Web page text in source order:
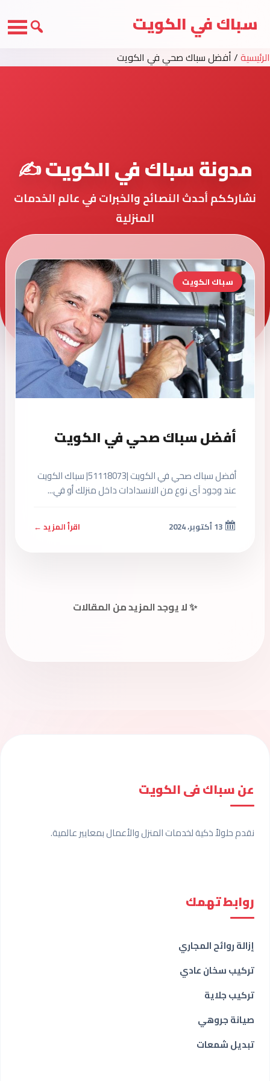
سباك في الكويت
الرئيسية/أفضل سباك صحي في الكويت
مدونة سباك في الكويت ✍️
نشارككم أحدث النصائح والخبرات في عالم الخدمات
المنزلية
سباك الكويت
أفضل سباك صحي في الكويت
أفضل سباك صحي في الكويت |51118073| سباك الكويت
عند وجود آى نوع من الانسدادات داخل منزلك أو في...
اقرأ المزيد ←
✨ لا يوجد المزيد من المقالات
عن سباك فى الكويت
نقدم حلولاً ذكية لخدمات المنزل والأعمال بمعايير عالمية.
روابط تهمك
إزالة روائح المجاري
تركيب سخان عادي
تركيب جلاية
صيانة جروهي
تبديل شمعات